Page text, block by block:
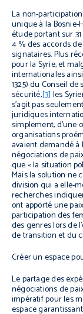
La non-
unique à la Bosnie-
étude portant sur
4 % des accords
signataires. Plus
pour la Syrie, et
internationales
1325) du Conseil
sécurité,[3] les
s'agit pas
juridiques
simplement, d'une
organisations
avaient demandé
négociations de
que « la situation
Mais la solution ne
division qui a elle-
recherches
ont apporté une
participation des
des genres lors de
de transition et du
Créer un espace
Le partage des
négociations de
impératif pour les
espace